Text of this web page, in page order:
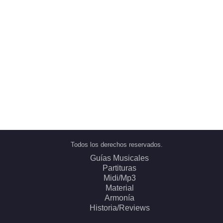
Todos los derechos reservados.
Guías Musicales
Partituras
Midi/Mp3
Material
Armonía
Historia/Reviews